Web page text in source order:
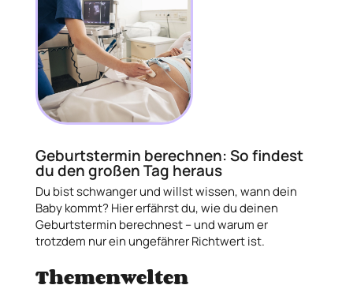
Geburtstermin berechnen: So findest
du den großen Tag heraus
Du bist schwanger und willst wissen, wann dein
Baby kommt? Hier erfährst du, wie du deinen
Geburtstermin berechnest – und warum er
trotzdem nur ein ungefährer Richtwert ist.
Themenwelten